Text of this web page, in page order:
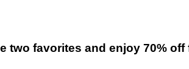
two favorites and enjoy 70%